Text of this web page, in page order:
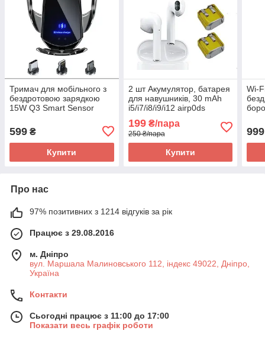
Тримач для мобільного з
бездротовою зарядкою
15W Q3 Smart Sensor
599 ₴
Купити
2 шт Акумулятор, батарея
для навушників, 30 mAh
i5/i7/i8/i9/i12 airp0ds
199₴/пара
250 ₴/пара
Купити
Wi-
999
Про нас
97% позитивних з 1214 відгуків за рік
Працює з 29.08.2016
м. Дніпро
вул. Маршала Малиновського 112, індекс 49022, Дніпро,
Україна
Контакти
Сьогодні працює з 11:00 до 17:00
Показати весь графік роботи